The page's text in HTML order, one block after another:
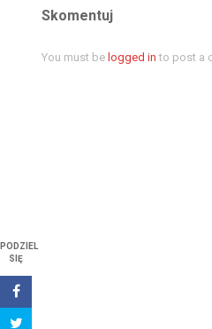
PODZIEL
SIĘ
Skomentuj
You must be logged in to post a